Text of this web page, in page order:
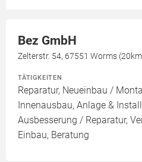
Bez GmbH
Zelterstr. 54, 67551 Worms
TÄTIGKEITEN
Reparatur, Neueinbau /
Innenausbau, Anlage &
Ausbesserung / Reparatur,
Einbau, Beratung